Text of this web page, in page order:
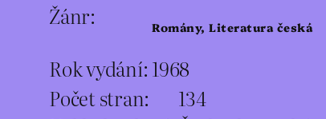
Žánr:
Romány, Literatura česká
Rok vydání: 1968
Počet stran:
134